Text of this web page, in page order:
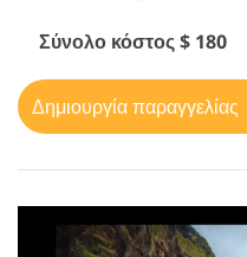
Σύνολο κόστος $ 180
Δημιουργία παραγγελίας